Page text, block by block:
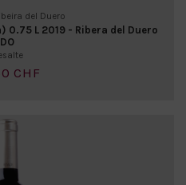
del Duero
0.75 L 2019 - Ribera del Duero
DO
CHF